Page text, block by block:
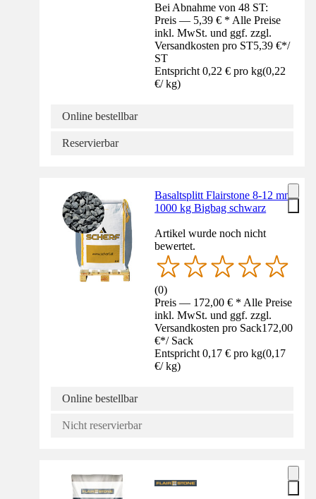
Bei Abnahme von 48 ST:
Preis — 5,39 € * Alle Preise
inkl. MwSt. und ggf. zzgl.
Versandkosten pro ST5,39 €*/
ST
Entspricht 0,22 € pro kg(0,22
€/ kg)
Online bestellbar
Reservierbar
Basaltsplitt Flairstone 8-12 mm
1000 kg Bigbag schwarz
Artikel wurde noch nicht
bewertet.
(0)
Preis — 172,00 € * Alle Preise
inkl. MwSt. und ggf. zzgl.
Versandkosten pro Sack172,00
€*/ Sack
Entspricht 0,17 € pro kg(0,17
€/ kg)
Online bestellbar
Nicht reservierbar